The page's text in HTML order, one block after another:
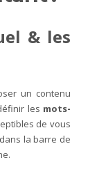
& les
un contenu
les mots-
de vous
la barre de